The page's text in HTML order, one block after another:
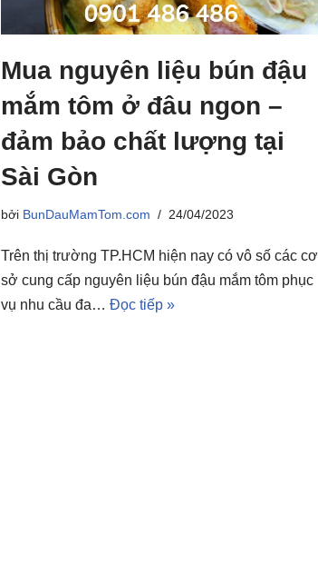
Mua nguyên liệu bún đậu
mắm tôm ở đâu ngon –
đảm bảo chất lượng tại
Sài Gòn
bởi BunDauMamTom.com 24/04/2023
Trên thị trường TP.HCM hiện nay có vô số các cơ
sở cung cấp nguyên liệu bún đậu mắm tôm phục
vụ nhu cầu đa… Đọc tiếp »